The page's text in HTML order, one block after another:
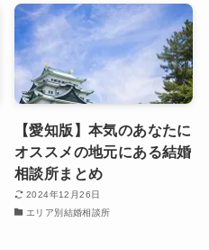
【愛知版】本気のあなたに
オススメの地元にある結婚
相談所まとめ
2024年12月26日
エリア別結婚相談所